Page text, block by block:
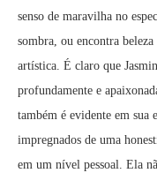
senso de maravilha no
sombra, ou encontra
artística. É claro que
profundamente e
também é evidente em sua
impregnados de uma
em um nível pessoal. Ela